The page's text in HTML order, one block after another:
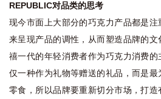
REPUBLIC对品类的思考
现今市面上大部分的巧克力产品都是
来呈现产品的调性，从而塑造品牌的
禧一代的年轻消费者作为巧克力消费
仅一种作为礼物等赠送的礼品，而是
零食，所以品牌要重新切分市场，打